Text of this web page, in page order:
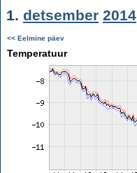
1. detsember 2014
<< Eelmine päev
Temperatuur